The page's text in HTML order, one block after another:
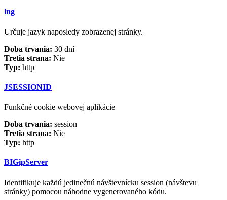
lng
Určuje jazyk naposledy zobrazenej stránky.
Doba trvania: 30 dní
Tretia strana: Nie
Typ: http
JSESSIONID
Funkčné cookie webovej aplikácie
Doba trvania: session
Tretia strana: Nie
Typ: http
BIGipServer
Identifikuje každú jedinečnú návštevnícku session (návštevu
stránky) pomocou náhodne vygenerovaného kódu.